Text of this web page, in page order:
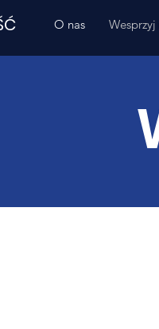
O nas Wesprzyj